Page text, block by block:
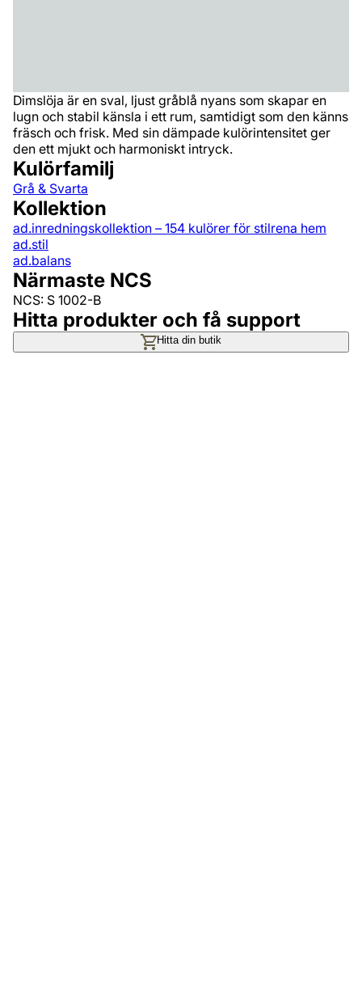
Dimslöja är en sval, ljust gråblå nyans som skapar en
lugn och stabil känsla i ett rum, samtidigt som den känns
fräsch och frisk. Med sin dämpade kulörintensitet ger
den ett mjukt och harmoniskt intryck.
Kulörfamilj
Grå & Svarta
Kollektion
ad.inredningskollektion – 154 kulörer för stilrena hem
ad.stil
ad.balans
Närmaste NCS
NCS: S 1002-B
Hitta produkter och få support
Hitta din butik